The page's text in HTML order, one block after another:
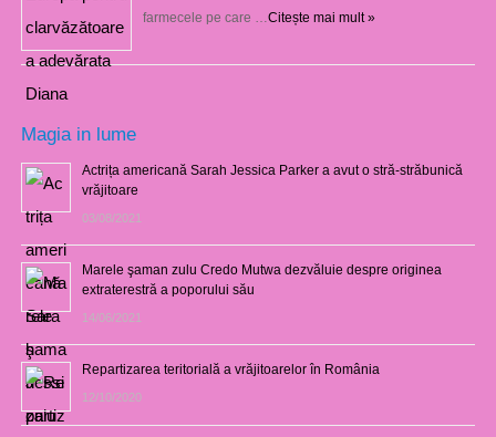
farmecele pe care … Citește mai mult »
Magia in lume
Actrița americană Sarah Jessica Parker a avut o stră-străbunică
vrăjitoare
03/08/2021
Marele şaman zulu Credo Mutwa dezvăluie despre originea
extraterestră a poporului său
14/06/2021
Repartizarea teritorială a vrăjitoarelor în România
12/10/2020